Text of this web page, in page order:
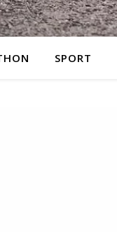
SPORT